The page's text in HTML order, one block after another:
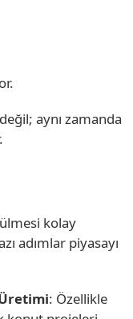
aynı zamanda
kolay
adımlar piyasayı
: Özellikle